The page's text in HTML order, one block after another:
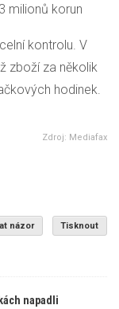
milionů korun
kontrolu. V
zboží za několik
hodinek.
Zdroj: Mediafax
názor Tisknout
napadli